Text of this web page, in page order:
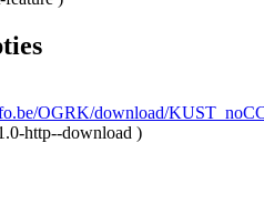
OGRK/download/
http--download )